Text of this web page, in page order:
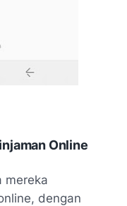
Online
mereka
dengan